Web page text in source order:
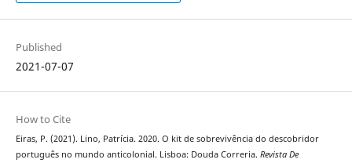
Published
2021-07-07
How to Cite
Eiras, P. (2021). Lino, Patrícia. 2020. O kit de sobrevivência do descobridor
português no mundo anticolonial. Lisboa: Douda Correria. Revista De